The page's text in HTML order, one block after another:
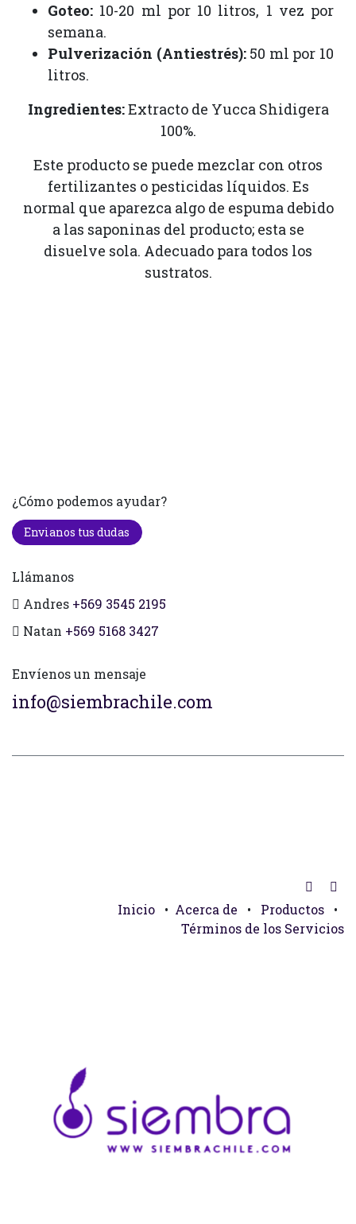
Goteo: 10-20 ml por 10 litros, 1 vez por
semana.
Pulverización (Antiestrés):50 ml por 10
litros.
Ingredientes:Extracto de Yucca Shidigera
100%.
Este producto se puede mezclar con otros
fertilizantes o pesticidas líquidos. Es
normal que aparezca algo de espuma debido
a las saponinas del producto; esta se
disuelve sola. Adecuado para todos los
sustratos.
¿Cómo podemos ayudar?
Envianos tus dudas
Llámanos
Andres +569 3545 2195
Natan +569 5168 3427
Envíenos un mensaje
info@siembrachile.com
Inicio • Acerca de • Productos
•
Términos de los Servicios